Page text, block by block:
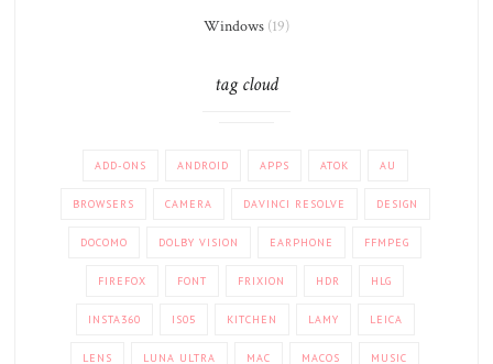
Windows (19)
tag cloud
ADD-ONS ANDROID APPS ATOK AU
BROWSERS CAMERA DAVINCI RESOLVE DESIGN
DOCOMO DOLBY VISION EARPHONE FFMPEG
FIREFOX FONT FRIXION HDR HLG
INSTA360 IS05 KITCHEN LAMY LEICA
LENS LUNA ULTRA MAC MACOS MUSIC